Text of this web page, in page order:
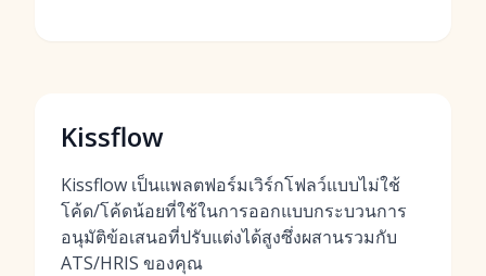
Kissflow
Kissflow เป็นแพลตฟอร์มเวิร์กโฟลว์แบบไม่ใช้
โค้ด/โค้ดน้อยที่ใช้ในการออกแบบกระบวนการ
อนุมัติข้อเสนอที่ปรับแต่งได้สูงซึ่งผสานรวมกับ
ATS/HRIS ของคุณ